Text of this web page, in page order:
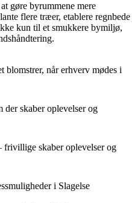
gøre byrummene mere
flere træer, etablere regnbede
kun til et smukkere bymiljø,
blomstrer, når erhverv mødes i
der skaber oplevelser og
frivillige skaber oplevelser og
i Slagelse